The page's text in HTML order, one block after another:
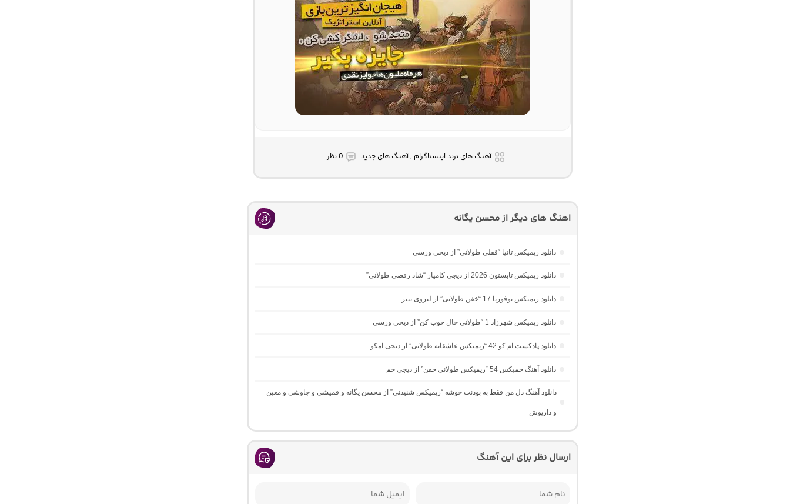
آهنگ های ترند اینستاگرام , آهنگ های جدید 0 نظر
اهنگ های دیگر از محسن یگانه
دانلود ریمیکس تانیا “قفلی طولانی” از دیجی ورسی
دانلود ریمیکس تابستون 2026 از دیجی کامیار “شاد رقصی طولانی”
دانلود ریمیکس یوفوریا 17 “خفن طولانی” از لیروی بیتز
دانلود ریمیکس شهرزاد 1 “طولانی حال خوب کن” از دیجی ورسی
دانلود پادکست ام کو 42 “ریمیکس عاشقانه طولانی” از دیجی امکو
دانلود آهنگ جمیکس 54 “ریمیکس طولانی خفن” از دیجی جم
دانلود آهنگ دل من فقط به بودنت خوشه “ریمیکس شنیدنی” از محسن یگانه و قمیشی و چاوشی و معین
و داریوش
ارسال نظر برای این آهنگ